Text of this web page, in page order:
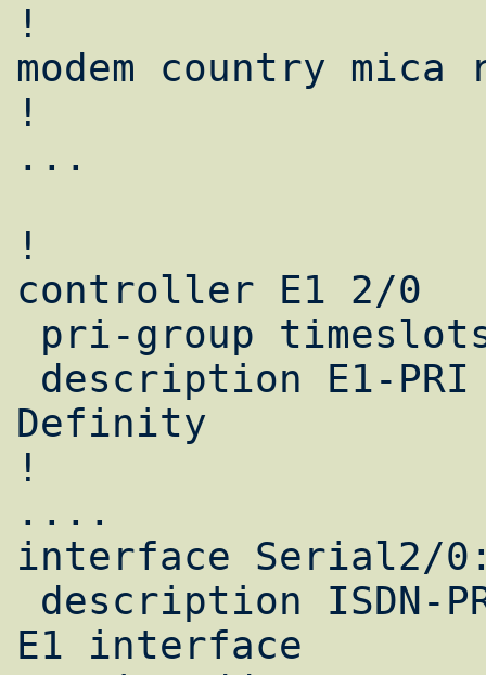
!
modem country mica
!
...
!
controller E1 2/0
Definity
!
....
interface Serial2/
E1 interface